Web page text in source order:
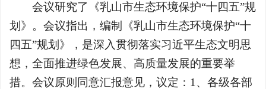
会议研究了《乳山市生态环境保护“十四五”规
划》。会议指出，编制《乳山市生态环境保护“十
四五”规划》，是深入贯彻落实习近平生态文明思
想，全面推进绿色发展、高质量发展的重要举
措。会议原则同意汇报意见，议定：1、各级各部